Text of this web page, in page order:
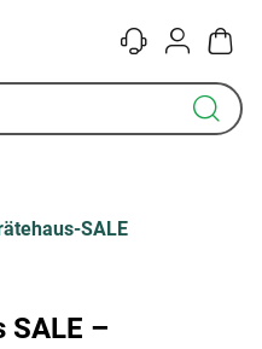
KontaktKonto
SALE
SALE –